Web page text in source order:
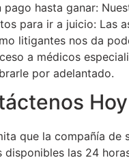
pago hasta ganar:
para ir a juicio: Las
litigantes nos da
a médicos
por adelantado.
Hoy
que la compañía de
disponibles las 24